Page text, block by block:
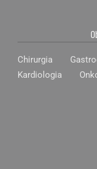
Chirurgia
Kardiologia